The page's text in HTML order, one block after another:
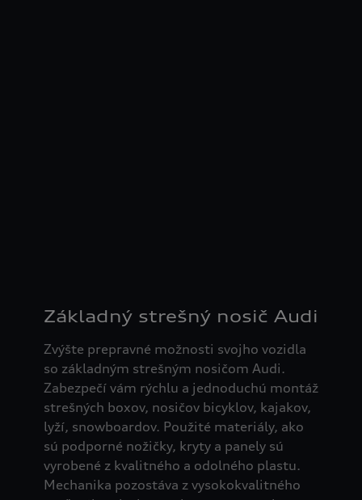
Základný strešný nosič Audi
Zvýšte prepravné možnosti svojho vozidla
so základným strešným nosičom Audi.
Zabezpečí vám rýchlu a jednoduchú montáž
strešných boxov, nosičov bicyklov, kajakov,
lyží, snowboardov. Použité materiály, ako
sú podporné nožičky, kryty a panely sú
vyrobené z kvalitného a odolného plastu.
Mechanika pozostáva z vysokokvalitného